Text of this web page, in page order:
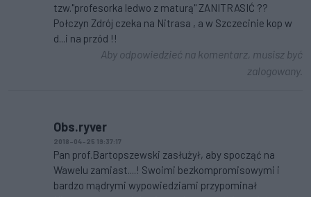
tzw."profesorka ledwo z maturą" ZANITRASIĆ ??
Połczyn Zdrój czeka na Nitrasa , a w Szczecinie kop w
d...i na przód !!
Aby odpowiedzieć na komentarz, musisz być
zalogowany.
Obs.ryver
2018-04-25 19:37:17
Pan prof.Bartopszewski zasłużył, aby spocząć na
Wawelu zamiast....! Swoimi bezkompromisowymi i
bardzo mądrymi wypowiedziami przypominał